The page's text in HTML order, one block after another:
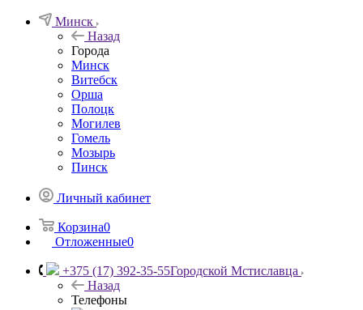
Минск
Назад
Города
Минск
Витебск
Орша
Полоцк
Могилев
Гомель
Мозырь
Пинск
Личный кабинет
Корзина0
Отложенные0
+375 (17) 392-35-55Городской Мстиславца
Назад
Телефоны